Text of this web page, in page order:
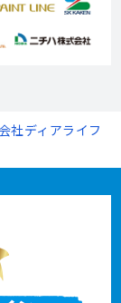
社ディアライフ